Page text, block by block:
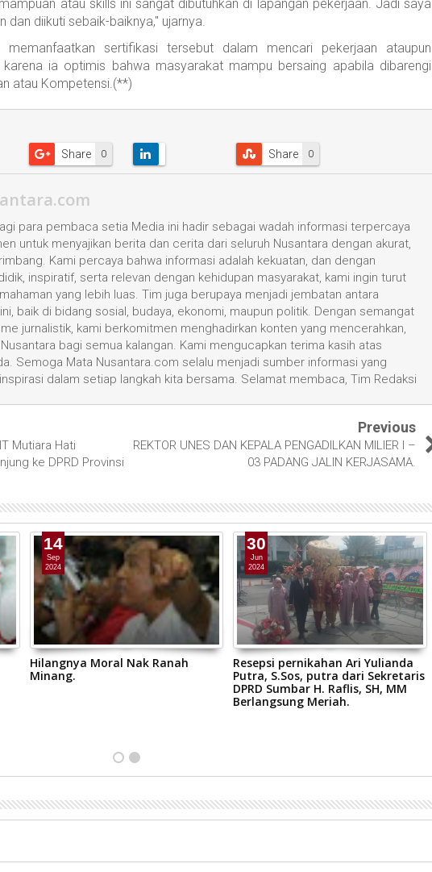
atau skills ini sangat dibutuhkan di lapangan pekerjaan. Jadi saya
dan diikuti sebaik-baiknya," ujarnya.
sertifikasi tersebut dalam mencari pekerjaan ataupun
ia optimis bahwa masyarakat mampu bersaing apabila dibarengi
atau Kompetensi.(**)
0
Share 0
Share
para pembaca setia Media ini hadir sebagai wadah informasi terpercaya
untuk menyajikan berita dan cerita dari seluruh Nusantara dengan akurat,
Kami percaya bahwa informasi adalah kekuatan, dan dengan
inspiratif, serta relevan dengan kehidupan masyarakat, kami ingin turut
yang lebih luas. Tim juga berupaya menjadi jembatan antara
baik di bidang sosial, budaya, ekonomi, maupun politik. Dengan semangat
jurnalistik, kami berkomitmen menghadirkan konten yang mencerahkan,
bagi semua kalangan. Kami mengucapkan terima kasih atas
Semoga Mata Nusantara.com selalu menjadi sumber informasi yang
dalam setiap langkah kita bersama. Selamat membaca, Tim Redaksi
Mutiara Hati
ke DPRD Provinsi
Previous
REKTOR UNES DAN KEPALA PENGADILKAN MILIER I –
03 PADANG JALIN KERJASAMA.
14
Sep
2024
Hilangnya Moral Nak Ranah
Minang.
30
Jun
2024
Resepsi pernikahan Ari Yulianda
Putra, S.Sos, putra dari Sekretaris
DPRD Sumbar H. Raflis, SH, MM
Berlangsung Meriah.